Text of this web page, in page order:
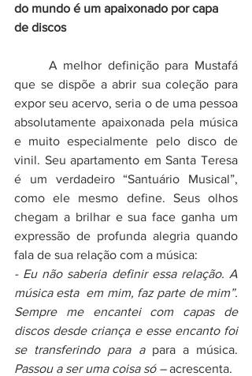
do mundo é um apaixonado por capa
de discos
que se dispõe a abrir sua coleção para
expor seu acervo, seria o de uma pessoa
absolutamente apaixonada pela música
e muito especialmente pelo disco de
vinil. Seu apartamento em Santa Teresa
é um verdadeiro “Santuário Musical”,
como ele mesmo define. Seus olhos
chegam a brilhar e sua face ganha um
expressão de profunda alegria quando
fala de sua relação com a música:
- Eu não saberia definir essa relação. A
música esta  em mim, faz parte de mim”.
Sempre me encantei com capas de
discos desde criança e esse encanto foi
se transferindo para a
Passou a ser uma coisa só – acrescenta.